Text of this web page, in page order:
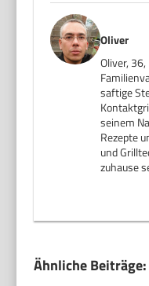
Oliver
Oliver,
saftige
seinem
Rezepte
und
zuhause
Ähnliche Beiträge: